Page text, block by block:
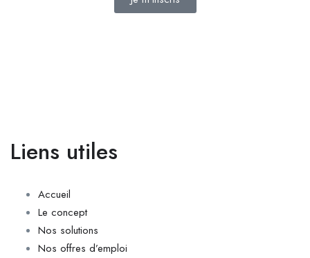
Liens utiles
Accueil
Le concept
Nos solutions
Nos offres d’emploi